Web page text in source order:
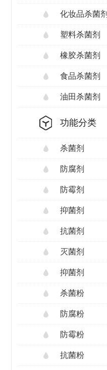
化妆品杀菌剂
塑料杀菌剂
橡胶杀菌剂
食品杀菌剂
油田杀菌剂
功能分类
杀菌剂
防腐剂
防霉剂
抑菌剂
抗菌剂
灭菌剂
抑菌剂
杀菌粉
防腐粉
防霉粉
抗菌粉